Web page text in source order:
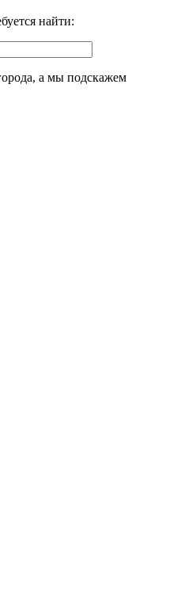
найти:
а мы подскажем